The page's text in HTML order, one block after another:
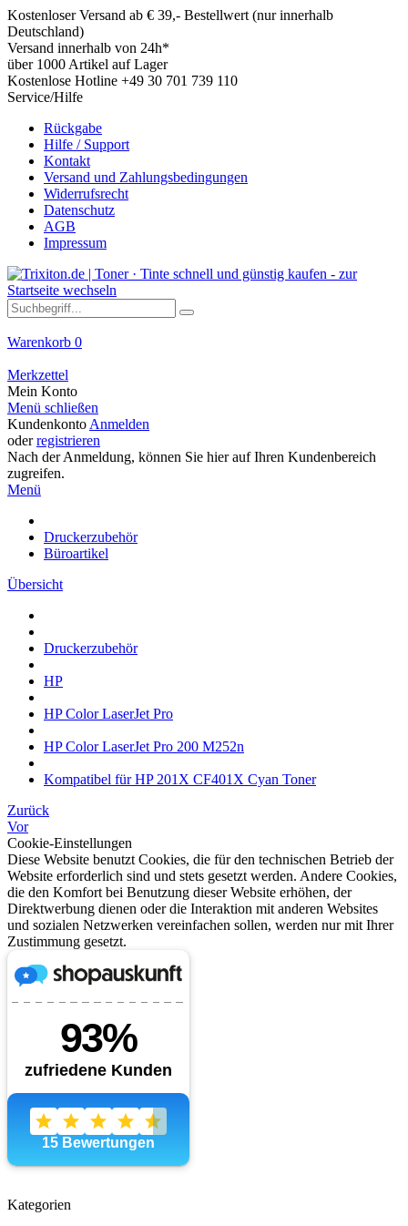
Kostenloser Versand ab € 39,- Bestellwert (nur innerhalb
Deutschland)
Versand innerhalb von 24h*
über 1000 Artikel auf Lager
Kostenlose Hotline +49 30 701 739 110
Service/Hilfe
Rückgabe
Hilfe / Support
Kontakt
Versand und Zahlungsbedingungen
Widerrufsrecht
Datenschutz
AGB
Impressum
Warenkorb 0
Merkzettel
Mein Konto
Menü schließen
Kundenkonto Anmelden
oderregistrieren
Nach der Anmeldung, können Sie hier auf Ihren Kundenbereich
zugreifen.
Menü
Druckerzubehör
Büroartikel
Übersicht
Druckerzubehör
HP
HP Color LaserJet Pro
HP Color LaserJet Pro 200 M252n
Kompatibel für HP 201X CF401X Cyan Toner
Zurück
Vor
Cookie-Einstellungen
Diese Website benutzt Cookies, die für den technischen Betrieb der
Website erforderlich sind und stets gesetzt werden. Andere Cookies,
die den Komfort bei Benutzung dieser Website erhöhen, der
Direktwerbung dienen oder die Interaktion mit anderen Websites
und sozialen Netzwerken vereinfachen sollen, werden nur mit Ihrer
Zustimmung gesetzt.
Kategorien